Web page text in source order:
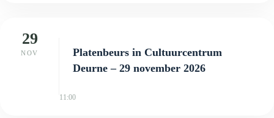
29
NOV
Platenbeurs in Cultuurcentrum
Deurne – 29 november 2026
11:00